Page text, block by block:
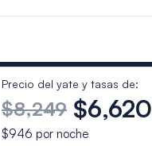
Precio del yate y tasas de:
$8,249 $6,620
$946 por noche